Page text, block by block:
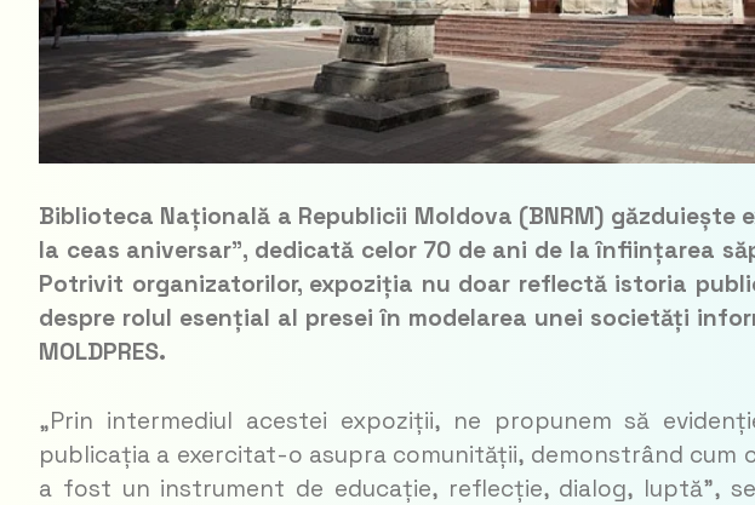
Biblioteca Națională a Republicii Moldova (BNRM) găzduiește
la ceas aniversar”, dedicată celor 70 de ani de la înființarea
Potrivit organizatorilor, expoziția nu doar reflectă istoria
despre rolul esențial al presei în modelarea unei societăți
MOLDPRES.
„Prin intermediul acestei expoziții, ne propunem să
publicația a exercitat-o asupra comunității, demonstrând cum
a fost un instrument de educație, reflecție, dialog, luptă”,